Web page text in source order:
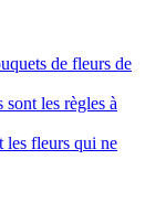
de fleurs de
les règles à
les fleurs qui ne